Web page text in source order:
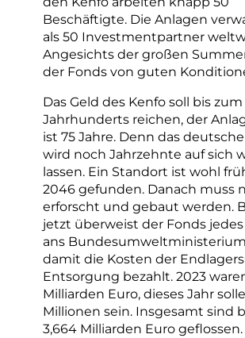
Beschäftigte. Die Anlagen
als 50 Investmentpartner
Angesichts der großen
der Fonds von guten
Das Geld des Kenfo soll bis
Jahrhunderts reichen, der
ist 75 Jahre. Denn das
wird noch Jahrzehnte auf sich
lassen. Ein Standort ist wohl
2046 gefunden. Danach muss
erforscht und gebaut werden.
jetzt überweist der Fonds jedes
ans
damit die Kosten der
Entsorgung bezahlt. 2023
Milliarden Euro, dieses Jahr
Millionen sein. Insgesamt sind
3,664 Milliarden Euro geflossen.